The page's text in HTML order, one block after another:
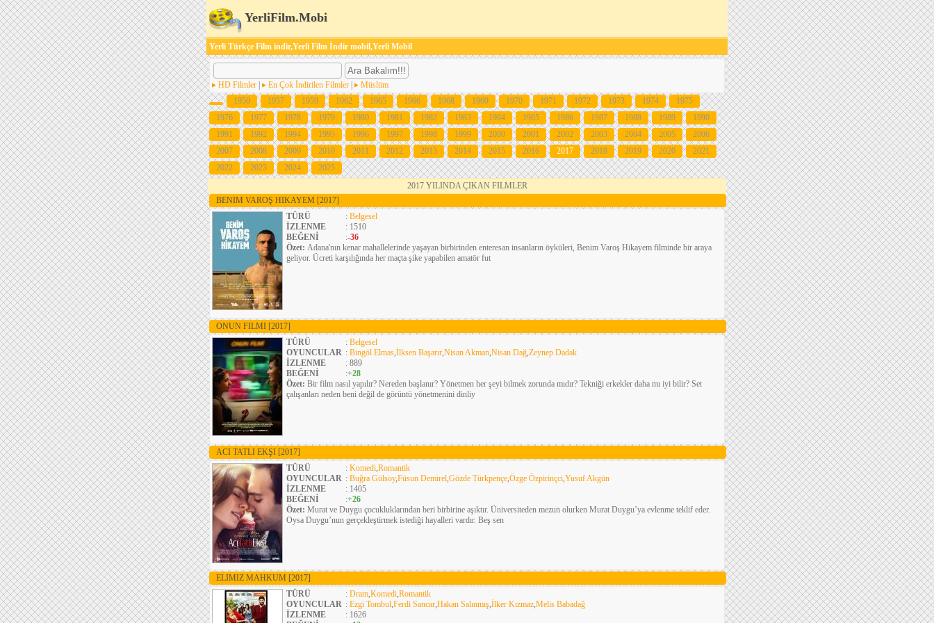
YerliFilm.Mobi
Yerli Türkçe Film indir,Yerli Film İndir mobil,Yerli Mobil
HD Filmler En Çok İndirilen Filmler
Müslüm
1950
1957 1959 1962 1965 1966 1968 1969 1970 1971 1972 1973 1974
1975
1976
1977 1978 1979 1980 1981 1982 1983 1984 1985 1986 1987 1988 1989
1990
1991
1992 1994 1995 1996 1997 1998 1999 2000 2001 2002 2003 2004 2005
2006
2007
2008 2009 2010 2011 2012 2013 2014 2015 2016 2017 2018 2019 2020
2021
2022
2023 2024
2025
2017 YILINDA ÇIKAN FILMLER
BENIM VAROŞ HIKAYEM [2017]
TÜRÜ
: Belgesel
İZLENME
: 1510
BEĞENİ
:-36
Özet: Adana'nın kenar mahallelerinde yaşayan birbirinden enteresan insanların öyküleri, Benim Varoş Hikayem filminde bir araya
geliyor. Ücreti karşılığında her maçta şike yapabilen amatör fut
ONUN FILMI [2017]
TÜRÜ
: Belgesel
OYUNCULAR : Bingöl Elmas,İlksen Başarır,Nisan Akman,Nisan Dağ,Zeynep Dadak
İZLENME
: 889
BEĞENİ
:+28
Özet: Bir film nasıl yapılır? Nereden başlanır? Yönetmen her şeyi bilmek zorunda mıdır? Tekniği erkekler daha mı iyi bilir? Set
çalışanları neden beni değil de görüntü yönetmenini dinliy
ACI TATLI EKŞI [2017]
TÜRÜ
: Komedi,Romantik
OYUNCULAR : Buğra Gülsoy,Füsun Demirel,Gözde Türkpençe,Özge Özpirinçci,Yusuf Akgün
İZLENME
: 1405
BEĞENİ
:+26
Özet: Murat ve Duygu çocukluklarından beri birbirine aşıktır. Üniversiteden mezun olurken Murat Duygu’ya evlenme teklif eder.
Oysa Duygu’nun gerçekleştirmek istediği hayalleri vardır. Beş sen
ELIMIZ MAHKUM [2017]
TÜRÜ
: Dram,Komedi,Romantik
OYUNCULAR : Ezgi Tombul,Ferdi Sancar,Hakan Salınmış,İlker Kızmaz,Melis Babadağ
İZLENME
: 1626